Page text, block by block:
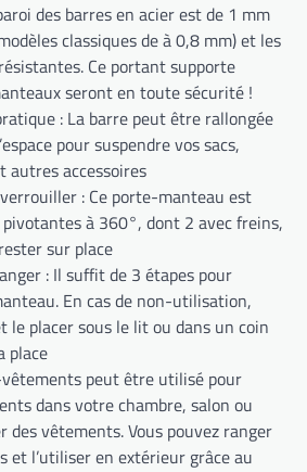
des barres en acier est de 1 mm
classiques de à 0,8 mm) et les
Ce portant supporte
seront en toute sécurité !
: La barre peut être rallongée
pour suspendre vos sacs,
autres accessoires
: Ce porte-manteau est
à 360°, dont 2 avec freins,
sur place
: Il suffit de 3 étapes pour
En cas de non-utilisation,
le placer sous le lit ou dans un coin
place
peut être utilisé pour
dans votre chambre, salon ou
des vêtements. Vous pouvez ranger
et l’utiliser en extérieur grâce au